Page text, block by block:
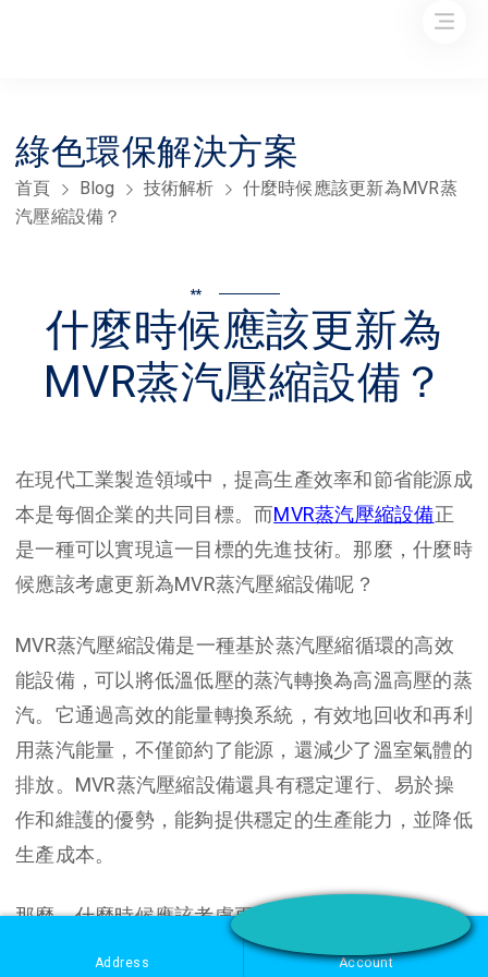
Address Account
綠色環保解決方案
首頁 Blog 技術解析
什麼時候應該更新為MVR蒸
汽壓縮設備？
**
什麼時候應該更新為
MVR蒸汽壓縮設備？
在現代工業製造領域中，提高生產效率和節省能源成
本是每個企業的共同目標。而MVR蒸汽壓縮設備正
是一種可以實現這一目標的先進技術。那麼，什麼時
候應該考慮更新為MVR蒸汽壓縮設備呢？
MVR蒸汽壓縮設備是一種基於蒸汽壓縮循環的高效
能設備，可以將低溫低壓的蒸汽轉換為高溫高壓的蒸
汽。它通過高效的能量轉換系統，有效地回收和再利
用蒸汽能量，不僅節約了能源，還減少了溫室氣體的
排放。MVR蒸汽壓縮設備還具有穩定運行、易於操
作和維護的優勢，能夠提供穩定的生產能力，並降低
生產成本。
那麼，什麼時候應該考慮更新為MVR蒸汽壓縮設備
呢？首先，如果您的製造過程中需要大量的蒸汽供